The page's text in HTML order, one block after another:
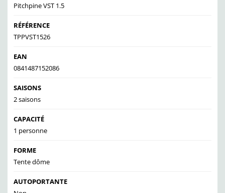
Pitchpine VST 1.5
RÉFÉRENCE
TPPVST1526
EAN
0841487152086
SAISONS
2 saisons
CAPACITÉ
1 personne
FORME
Tente dôme
AUTOPORTANTE